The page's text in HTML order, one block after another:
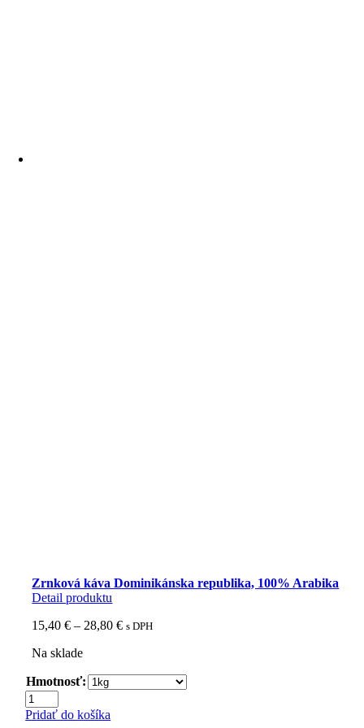
Zrnková káva Dominikánska republika, 100% Arabika
Detail produktu
15,40€ – 28,80€Price
s DPH
Na sklade
Hmotnosť:
množstvo
Zrnková
Pridať do košíka